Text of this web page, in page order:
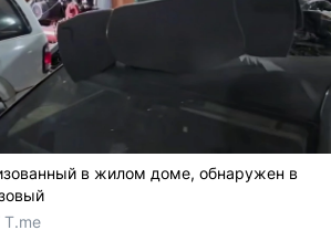
в жилом доме, обнаружен в